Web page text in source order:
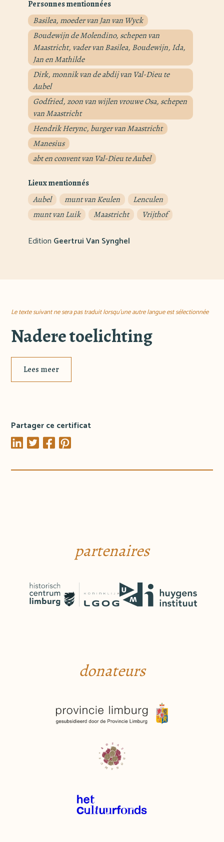
Personnes mentionnées
Basilea, moeder van Jan van Wyck
Boudewijn de Molendino, schepen van
Maastricht, vader van Basilea, Boudewijn, Ida,
Jan en Mathilde
Dirk, monnik van de abdij van Val-Dieu te
Aubel
Godfried, zoon van wijlen vrouwe Osa, schepen
van Maastricht
Hendrik Herync, burger van Maastricht
Manesius
abt en convent van Val-Dieu te Aubel
Lieux mentionnés
Aubel
munt van Keulen
Lenculen
munt van Luik
Maastricht Vrijthof
Edition Geertrui Van Synghel
Le texte suivant ne sera pas traduit lorsqu'une autre langue est sélectionnée
Nadere toelichting
Lees meer
Partager ce certificat
partenaires
donateurs